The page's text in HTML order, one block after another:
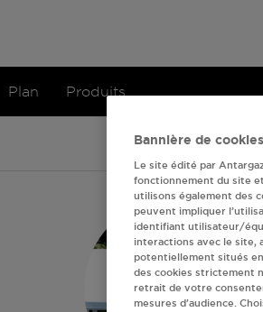
Plan Produits
Bannière de cookies
Le site édité par
fonctionnement du site
utilisons également des
peuvent impliquer
identifiant utilisateur/
interactions avec le site,
potentiellement situés en
des cookies strictement
retrait de votre
mesures d’audience.